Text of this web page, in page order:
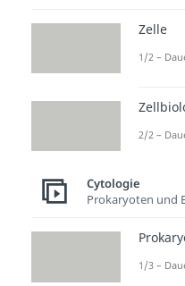
das
Video!
Zelle
1/2 –
2/2 –
Cytologie
Prokaryoten und
1/3 –